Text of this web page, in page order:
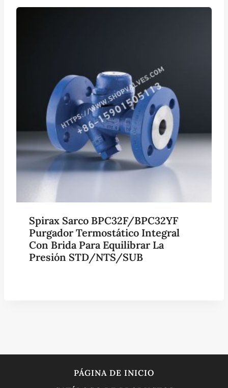
Spirax Sarco BPC32F/BPC32YF
Purgador Termostático Integral
Con Brida Para Equilibrar La
Presión STD/NTS/SUB
PÁGINA DE INICIO